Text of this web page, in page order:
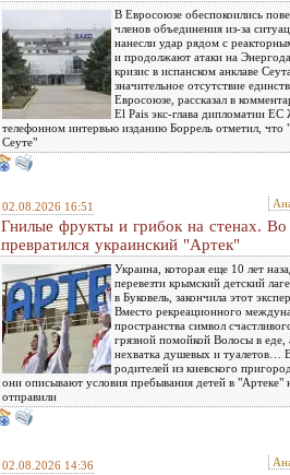
В Евросоюзе обеспокоились
членов объединения из-за
нанесли удар рядом с
и продолжают атаки на
кризис в испанском анклаве
значительное отсутствие
Евросоюзе, рассказал в
El Pais экс-глава дипломатии
телефонном интервью изданию Боррель отметил, что
Сеуте"
02.08.2026 16:51
Гнилые фрукты и грибок на стенах. Во
превратился украинский "Артек"
Украина, которая еще 10 лет
перевезти крымский детский
в Буковель, закончила этот
Вместо рекреационного
пространства символ
грязной помойкой Волосы в еде,
нехватка душевых и туалетов…
родителей из киевского
они описывают условия пребывания детей в "Артеке"
отправили
02.08.2026 14:36